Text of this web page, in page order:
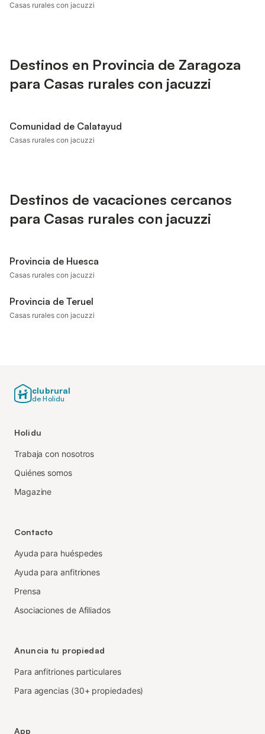
Casas rurales con jacuzzi
Destinos en Provincia de Zaragoza
para Casas rurales con jacuzzi
Comunidad de Calatayud
Casas rurales con jacuzzi
Destinos de vacaciones cercanos
para Casas rurales con jacuzzi
Provincia de Huesca
Casas rurales con jacuzzi
Provincia de Teruel
Casas rurales con jacuzzi
clubrural
de Holidu
Holidu
Trabaja con nosotros
Quiénes somos
Magazine
Contacto
Ayuda para huéspedes
Ayuda para anfitriones
Prensa
Asociaciones de Afiliados
Anuncia tu propiedad
Para anfitriones particulares
Para agencias (30+ propiedades)
App